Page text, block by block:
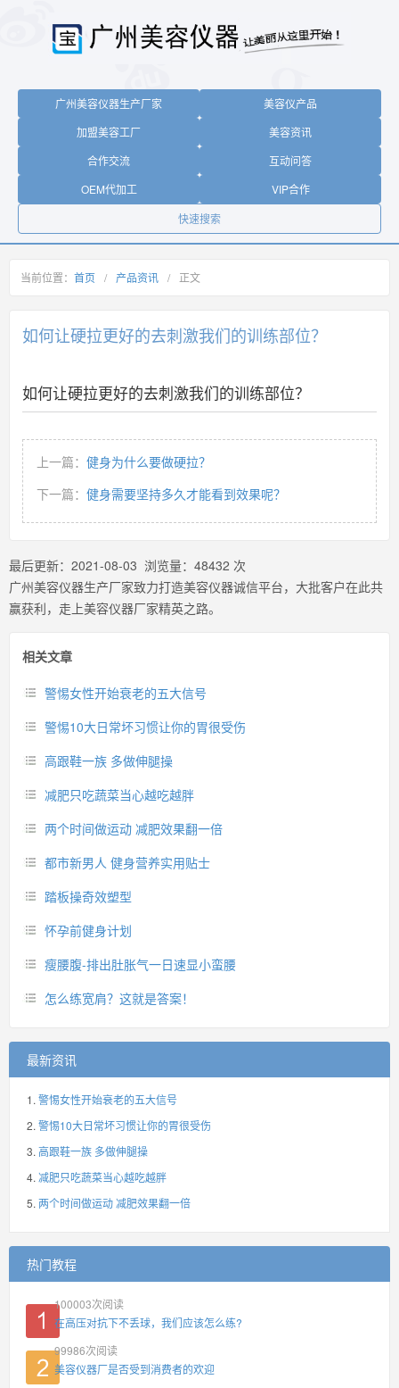
广州美容仪器生产厂家
美容仪产品
加盟美容工厂
美容资讯
合作交流
互动问答
OEM代加工
VIP合作
快速搜索
当前位置： 首页 / 产品资讯 / 正文
如何让硬拉更好的去刺激我们的训练部位？
如何让硬拉更好的去刺激我们的训练部位？
上一篇： 健身为什么要做硬拉？
下一篇： 健身需要坚持多久才能看到效果呢？
最后更新： 2021-08-03 浏览量： 48432 次
广州美容仪器生产厂家致力打造美容仪器诚信平台，大批客户在此共
赢获利，走上美容仪器厂家精英之路。
相关文章
警惕女性开始衰老的五大信号
警惕10大日常坏习惯让你的胃很受伤
高跟鞋一族 多做伸腿操
减肥只吃蔬菜当心越吃越胖
两个时间做运动 减肥效果翻一倍
都市新男人 健身营养实用贴士
踏板操奇效塑型
怀孕前健身计划
瘦腰腹-排出肚胀气一日速显小蛮腰
怎么练宽肩？这就是答案！
最新资讯
警惕女性开始衰老的五大信号
警惕10大日常坏习惯让你的胃很受伤
高跟鞋一族 多做伸腿操
减肥只吃蔬菜当心越吃越胖
两个时间做运动 减肥效果翻一倍
热门教程
100003次阅读
在高压对抗下不丢球，我们应该怎么练?
99986次阅读
美容仪器厂是否受到消费者的欢迎